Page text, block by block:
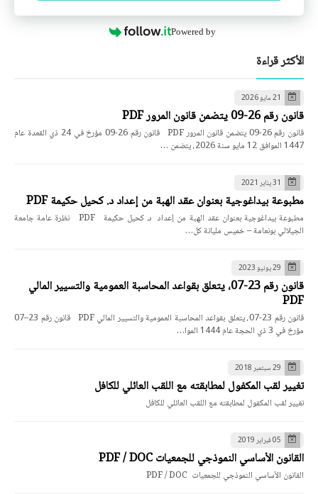
Powered by
الأكثر قراءة
21 مايو 2026
قانون رقم 26-09 يتضمن قانون المرور PDF
قانون رقم 26-09 يتضمن قانون المرور PDF قانون رقم 26-09 مؤرخ في 24 ذي القعدة عام
1447 الموافق 12 مايو سنة 2026، يتضمن …
31 يناير 2021
مطبوعة بيداغوجية بعنوان عقد الهبة من إعداد د. كحيل حكيمة PDF
مطبوعة بيداغوجية بعنوان عقد الهبة من إعداد د. كحيل حكيمة PDF نظرة عامة جامعة
الجيلالي بونعامة – خميس مليانة كل…
29 يونيو 2023
قانون رقم 23-07، يتعلق بقواعد المحاسبة العمومية والتسيير المالي
PDF
قانون رقم 23-07، يتعلق بقواعد المحاسبة العمومية والتسيير المالي PDF قانون رقم 23–07
مؤرخ في 3 ذي الحجة عام 1444 الموا…
29 سبتمبر 2018
تغيير لقب المكفول لمطابقته مع اللقب العائلي للكافل
تغيير لقب المكفول لمطابقته مع اللقب العائلي للكافل
05 فبراير 2019
القانون الأساسي النموذجي للجمعيات PDF / DOC
القانون الأساسي النموذجي للجمعيات PDF / DOC